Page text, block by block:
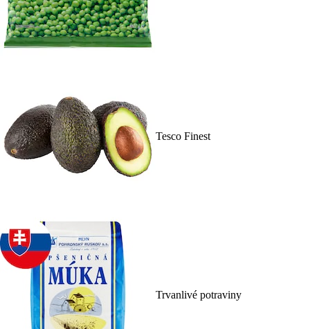
Tesco Finest
Trvanlivé potraviny